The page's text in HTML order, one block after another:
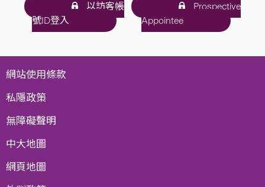
以訪客帳
號ID登入
Prospective
Appointee
網站使用條款
私隱政策
無障礙聲明
中大地圖
網頁地圖